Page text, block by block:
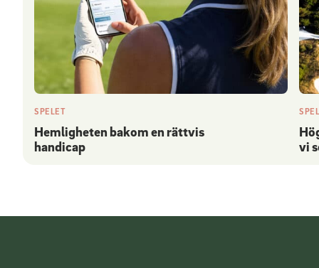
SPELET
Hemligheten bakom en rättvis
handicap
vi